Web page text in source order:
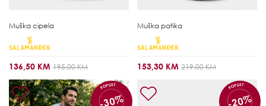
Muška cipela
136,50 KM 195,00 KM
Muška patika
153,30 KM 219,00 KM
POPUST
-30%
POPUST
-20%